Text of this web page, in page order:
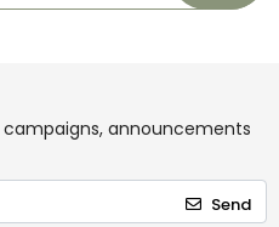
announcements
Send